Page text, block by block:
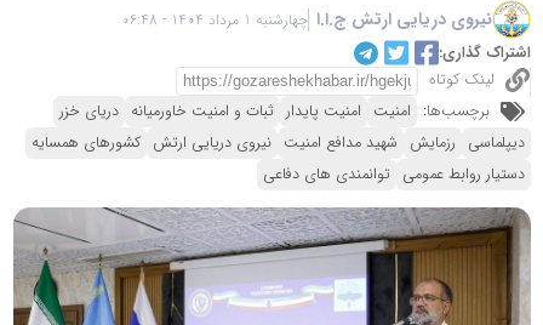
نیروی دریایی ارتش ج.ا.ا چهارشنبه 1 مرداد 1404 - 06:48
اشتراک گذاری:
لینک کوتاه
برچسب‌ها: امنیت امنیت پایدار ثبات و امنیت خاورمیانه دریای خزر
دیپلماسی رزمایش شهید مدافع امنیت نیروی دریایی ارتش کشورهای همسایه
دستیار روابط عمومی توانمندی های دفاعی